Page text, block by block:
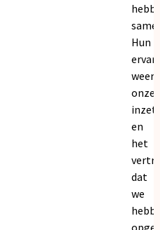
Hun
onze
inzet
en
het
dat
we